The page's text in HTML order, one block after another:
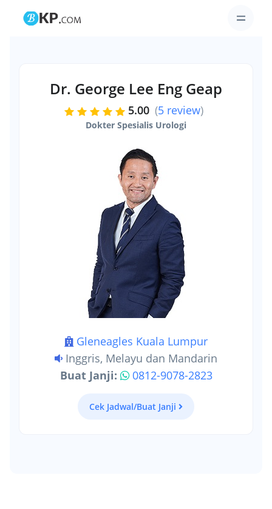
Dr. George Lee Eng Geap
5.00 (5 review)
Dokter Spesialis Urologi
Gleneagles Kuala Lumpur
Inggris, Melayu dan Mandarin
Buat Janji:
0812-9078-2823
Cek Jadwal/Buat Janji